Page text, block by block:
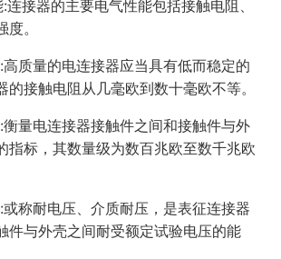
连接器的主要电气性能包括接触电阻、
。
质量的电连接器应当具有低而稳定的
的接触电阻从几毫欧到数十毫欧不等。
量电连接器接触件之间和接触件与外
指标，其数量级为数百兆欧至数千兆欧
称耐电压、介质耐压，是表征连接器
件与外壳之间耐受额定试验电压的能